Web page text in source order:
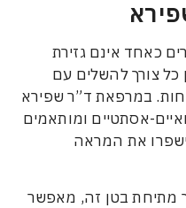
אינם גזירת
להשלים עם
ד”ר שפירא
ומותאמים
המראה
זה, מאפשר